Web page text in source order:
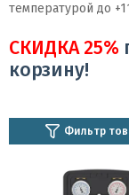
температурой до
СКИДКА 25%
корзину!
Фильтр